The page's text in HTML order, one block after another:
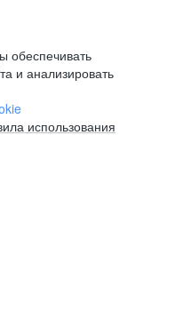
обеспечивать
и анализировать
использования